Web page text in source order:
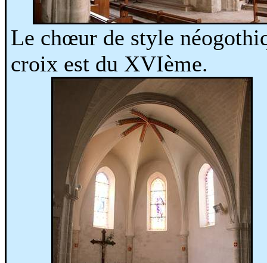
Le chœur de style
croix est du XVIème.